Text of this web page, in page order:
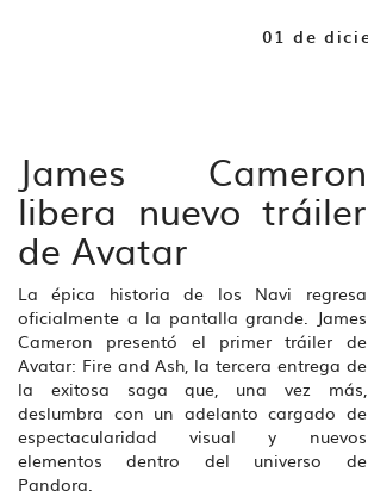
01 de
James Cameron
libera nuevo tráiler
de Avatar
La épica historia de los Navi regresa
oficialmente a la pantalla grande. James
Cameron presentó el primer tráiler de
Avatar: Fire and Ash, la tercera entrega de
la exitosa saga que, una vez más,
deslumbra con un adelanto cargado de
espectacularidad visual y nuevos
elementos dentro del universo de
Pandora.